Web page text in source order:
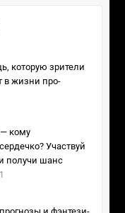
которую зрители
в жизни про-
кому
Участвуй
получи шанс